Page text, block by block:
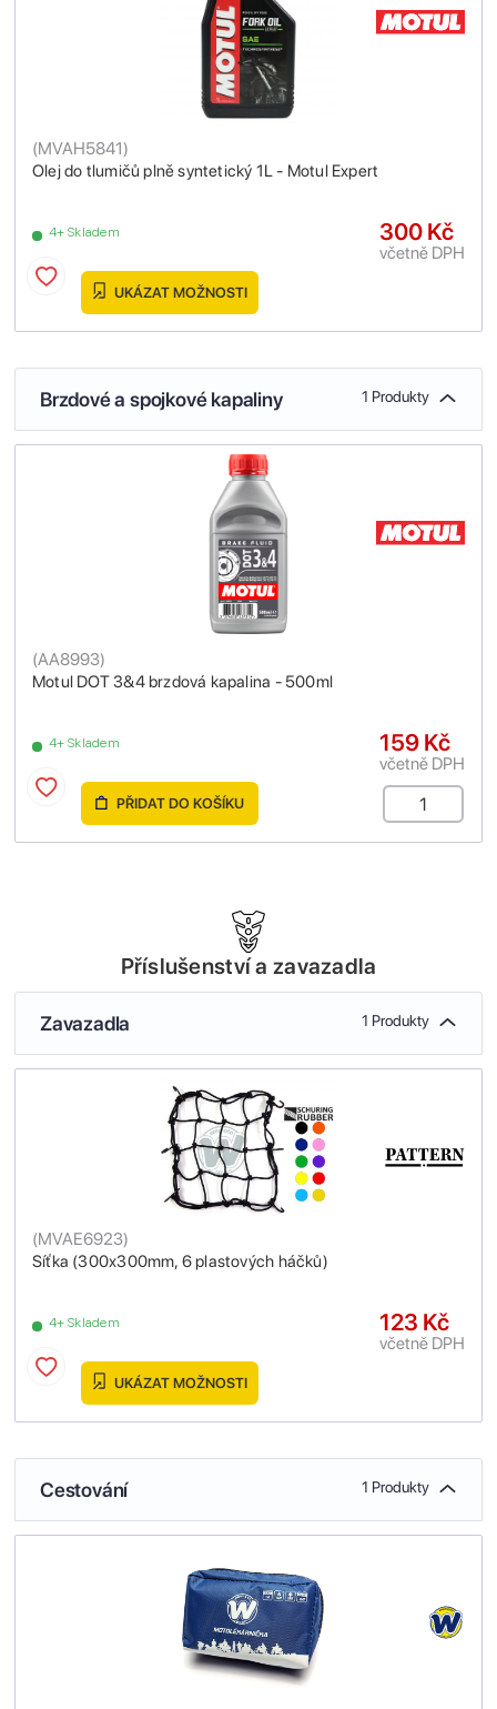
Olej do tlumičů plně syntetický 1L - Motul Expert
(MVAH5841)
4+ Skladem 300 Kč
včetně DPH
UKÁZAT MOŽNOSTI
Brzdové a spojkové kapaliny 1 Produkty
Motul DOT 3&4 brzdová kapalina - 500ml
(AA8993)
4+ Skladem 159 Kč
včetně DPH
PŘIDAT DO KOŠÍKU
Příslušenství a zavazadla
Zavazadla 1 Produkty
Síťka (300x300mm, 6 plastových háčků)
(MVAE6923)
4+ Skladem 123 Kč
včetně DPH
UKÁZAT MOŽNOSTI
Cestování 1 Produkty